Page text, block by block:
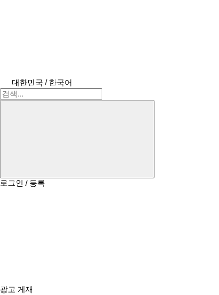
대한민국 / 한국어
로그인 / 등록
광고 게재